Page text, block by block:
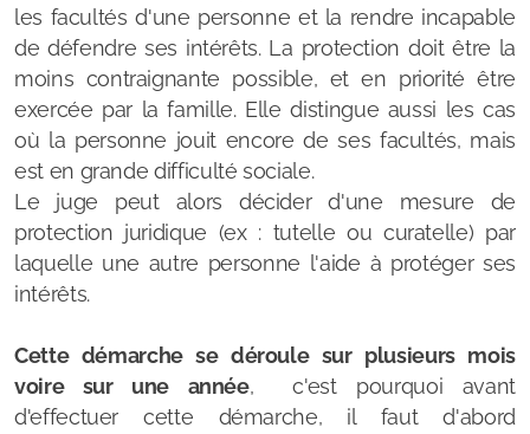
les facultés d'une personne et la rendre incapable
de défendre ses intérêts. La protection doit être la
moins contraignante possible, et en priorité être
exercée par la famille. Elle distingue aussi les cas
où la personne jouit encore de ses facultés, mais
est en grande difficulté sociale.
Le juge peut alors décider d'une mesure de
protection juridique (ex : tutelle ou curatelle) par
laquelle une autre personne l'aide à protéger ses
intérêts.
Cette démarche se déroule sur plusieurs mois
voire sur une année, c'est pourquoi avant
d'effectuer cette démarche, il faut d'abord
Alimentation, plaisir, santé et petit budget
Géront'O Sport
Vivre à domicile
Aides pour le maintien à domicile
Aides des caisses de retraite
Portage de repas